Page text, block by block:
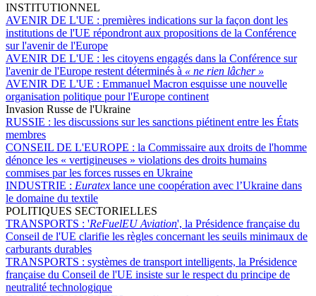
INSTITUTIONNEL
AVENIR DE L'UE : premières indications sur la façon dont les
institutions de l'UE répondront aux propositions de la Conférence
sur l'avenir de l'Europe
AVENIR DE L'UE : les citoyens engagés dans la Conférence sur
l'avenir de l'Europe restent déterminés à « ne rien lâcher »
AVENIR DE L'UE : Emmanuel Macron esquisse une nouvelle
organisation politique pour l'Europe continent
Invasion Russe de l'Ukraine
RUSSIE : les discussions sur les sanctions piétinent entre les États
membres
CONSEIL DE L'EUROPE : la Commissaire aux droits de l'homme
dénonce les « vertigineuses » violations des droits humains
commises par les forces russes en Ukraine
INDUSTRIE : Euratex lance une coopération avec l’Ukraine dans
le domaine du textile
POLITIQUES SECTORIELLES
TRANSPORTS : 'ReFuelEU Aviation', la Présidence française du
Conseil de l'UE clarifie les règles concernant les seuils minimaux de
carburants durables
TRANSPORTS : systèmes de transport intelligents, la Présidence
française du Conseil de l'UE insiste sur le respect du principe de
neutralité technologique